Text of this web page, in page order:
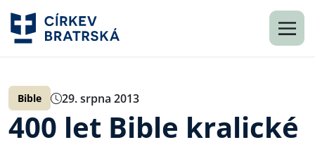
Bible 29. srpna 2013
400 let Bible kralické